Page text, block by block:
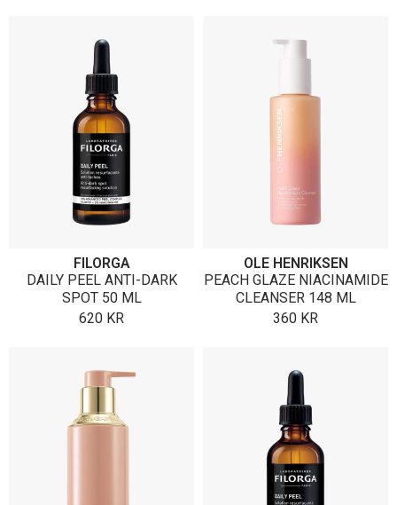
FILORGA
DAILY PEEL ANTI-DARK
SPOT 50 ML
620 KR
OLE HENRIKSEN
PEACH GLAZE NIACINAMIDE
CLEANSER 148 ML
360 KR